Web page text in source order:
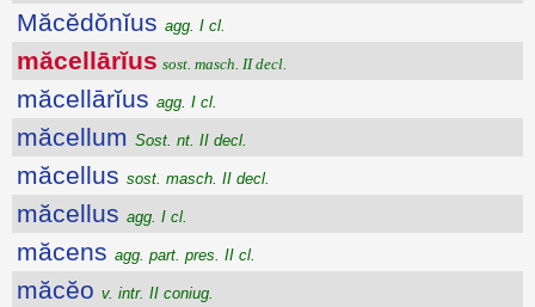
Măcĕdŏnĭus agg. I cl.
măcellārĭus sost. masch. II decl.
măcellārĭus agg. I cl.
măcellum Sost. nt. II decl.
măcellus sost. masch. II decl.
măcellus agg. I cl.
măcens agg. part. pres. II cl.
măcĕo v. intr. II coniug.